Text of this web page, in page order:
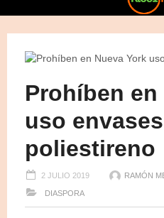
Prohíben en
uso
poliestireno
2 JULIO 2019 RAMÓN
DIASPORA